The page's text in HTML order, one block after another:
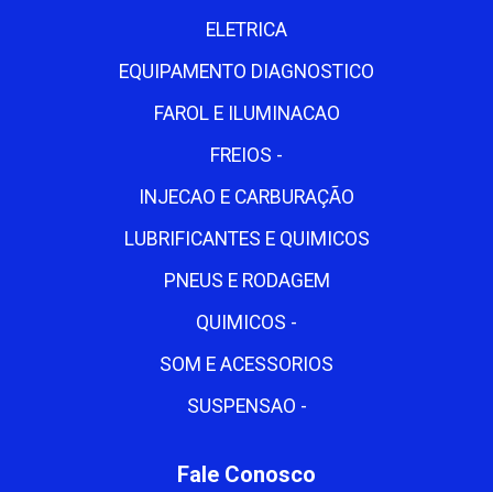
ELETRICA
EQUIPAMENTO DIAGNOSTICO
FAROL E ILUMINACAO
FREIOS -
INJECAO E CARBURAÇÃO
LUBRIFICANTES E QUIMICOS
PNEUS E RODAGEM
QUIMICOS -
SOM E ACESSORIOS
SUSPENSAO -
Fale Conosco